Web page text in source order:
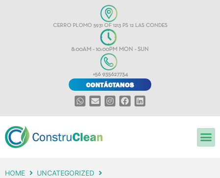
CERRO PLOMO 5931 OF 1213 PS 12 LAS CONDES
8:00AM - 10:00PM MON - SUN
+56 935627734
CONTÁCTANOS
HOME
UNCATEGORIZED